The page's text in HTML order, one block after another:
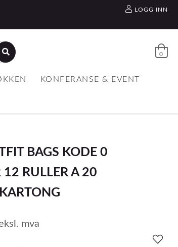
LOGG INN
0
KONFERANSE & EVENT
BAGS KODE 0
12 RULLER A 20
mva